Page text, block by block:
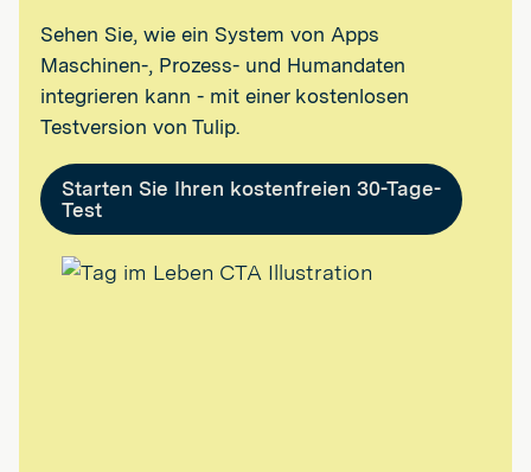
Sehen Sie, wie ein System von Apps
Maschinen-, Prozess- und Humandaten
integrieren kann - mit einer kostenlosen
Testversion von Tulip.
Starten Sie Ihren kostenfreien 30-Tage-
Test